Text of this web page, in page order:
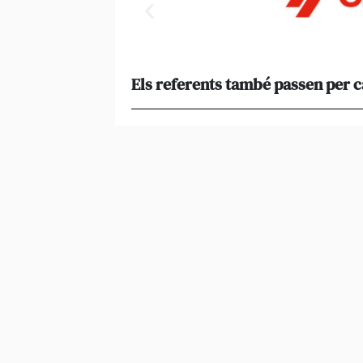
Els referents també passen per